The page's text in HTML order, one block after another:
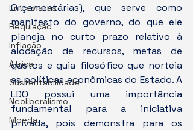
Entrevistas
Regulação
Inflação
África
Sustentabilidade
Neoliberalismo
Moeda
Orçamentárias), que serve como
manifesto do governo, do que ele
planeja no curto prazo relativo à
alocação de recursos, metas de
gastos e guia filosófico que norteia
as políticas econômicas do Estado. A
LDO possui uma importância
fundamental para a iniciativa
privada, pois demonstra para os